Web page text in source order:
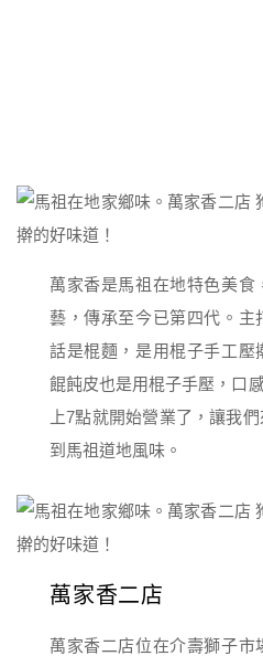
萬家香是馬祖在地特色美食
藝，傳承至今已第四代。主
話是棍麵，是用棍子手工壓
餛飩皮也是用棍子手壓，口
上7點就開始營業了，讓我
到馬祖道地風味。
萬家香二店
萬家香二店位在介壽獅子市